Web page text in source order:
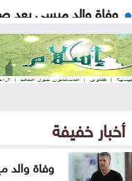
وفاة والد ميسي بعد
المرض
تطوير العقبة وتكية
متعافٍ من الكريستال
يدمر الإنسان والمجتمع
أخبار خفيفة
وفاة